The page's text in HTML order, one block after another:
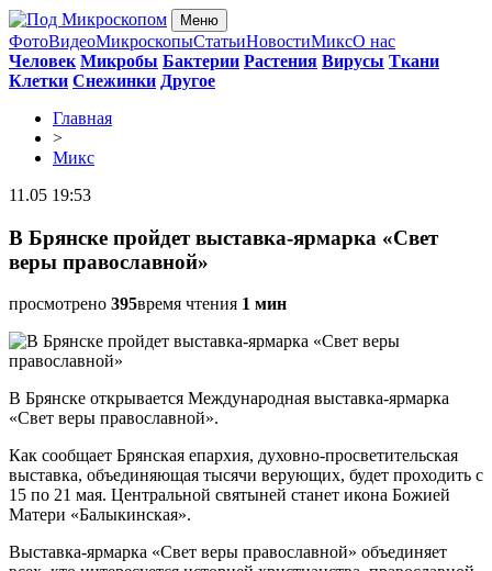
Меню
ФотоВидеоМикроскопыСтатьиНовостиМиксО нас
Человек Микробы Бактерии Растения Вирусы Ткани
Клетки Снежинки Другое
Главная
>
Микс
11.05 19:53
В Брянске пройдет выставка-ярмарка «Свет
веры православной»
просмотрено 395время чтения 1 мин
В Брянске открывается Международная выставка-ярмарка
«Свет веры православной».
Как сообщает Брянская епархия, духовно-просветительская
выставка, объединяющая тысячи верующих, будет проходить с
15 по 21 мая. Центральной святыней станет икона Божией
Матери «Балыкинская».
Выставка-ярмарка «Свет веры православной» объединяет